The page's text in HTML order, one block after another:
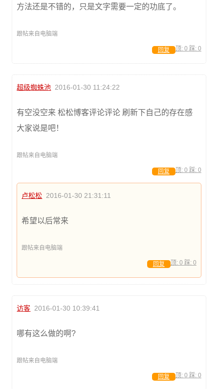
方法还是不错的，只是文字需要一定的功底了。
跟帖来自电脑端
顶: 0 踩: 0
回复
超级蜘蛛池 2016-01-30 11:24:22
有空没空来 松松博客评论评论 刷新下自己的存在感
大家说是吧！
跟帖来自电脑端
顶: 0 踩: 0
回复
卢松松 2016-01-30 21:31:11
希望以后常来
跟帖来自电脑端
顶: 0 踩: 0
回复
访客 2016-01-30 10:39:41
哪有这么做的啊?
跟帖来自电脑端
顶: 0 踩: 0
回复